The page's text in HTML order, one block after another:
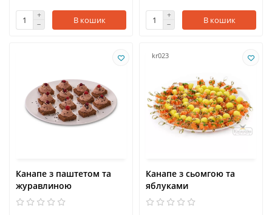
В кошик В кошик
Канапе з паштетом та
журавлиною
kr023
Канапе з сьомгою та
яблуками